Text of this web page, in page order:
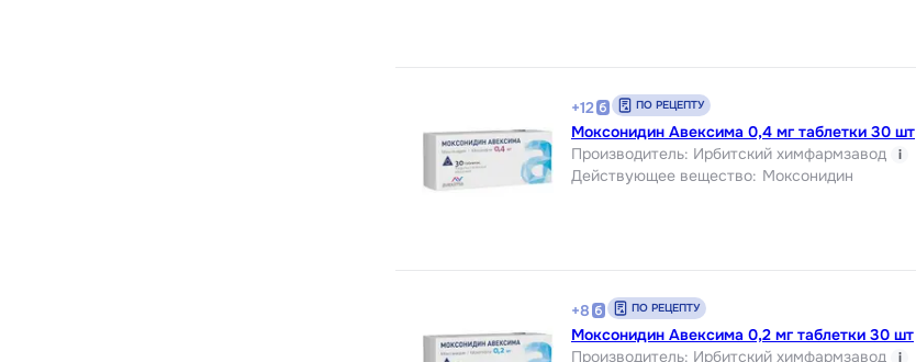
+12 ПО РЕЦЕПТУ
Моксонидин Авексима 0,4 мг таблетки 30 шт
Производитель: Ирбитский химфармзавод i
Действующее вещество: Моксонидин
+8 ПО РЕЦЕПТУ
Моксонидин Авексима 0,2 мг таблетки 30 шт
Производитель: Ирбитский химфармзавод i